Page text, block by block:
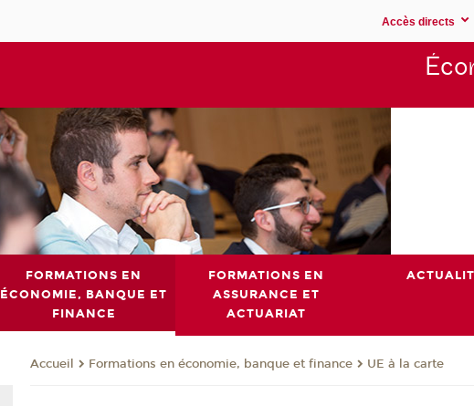
Accès directs
FORMATIONS EN
ÉCONOMIE, BANQUE ET
FINANCE
FORMATIONS EN
ASSURANCE ET
ACTUARIAT
Accueil Formations en économie, banque et finance UE à la carte